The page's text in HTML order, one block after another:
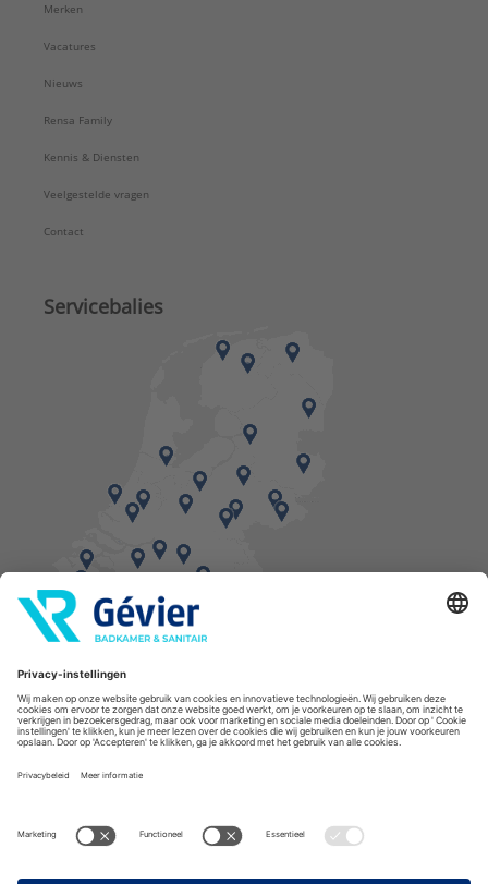
Merken
Vacatures
Nieuws
Rensa Family
Kennis & Diensten
Veelgestelde vragen
Contact
Servicebalies
Vind een balie in de buurt
* Bestellingen geplaatst in het weekend worden, mits voorradig, dinsdag geleverd.
Cookies
Algemene voorwaarden